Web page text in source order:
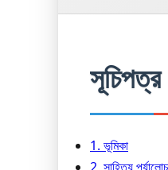
সূচিপত্র
1. ভূমিকা